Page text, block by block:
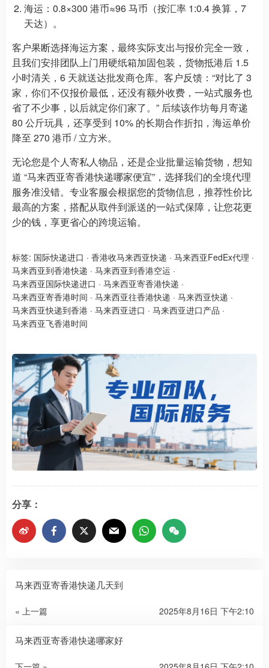
海运：0.8×300 港币≈96 马币（按汇率 1:0.4 换算，7
天达）。
客户果断选择海运方案，最终实际支出与报价完全一致，
且我们安排团队上门用硬纸箱加固包装，货物抵港后 1.5
小时清关，6 天就送达批发商仓库。客户反馈：“对比了 3
家，你们不仅报价最低，还没有额外收费，一站式服务也
省了不少事，以后就定你们家了。” 后续该作坊每月寄递
80 公斤玩具，还享受到 10% 的长期合作折扣，海运单价
降至 270 港币 / 立方米。
无论您是个人寄私人物品，还是企业批量运输货物，想知
道 “马来西亚寄香港快递哪家便宜”，选择我们的全境代理
服务准没错。专业客服会根据您的货物信息，推荐性价比
最高的方案，搭配从取件到派送的一站式保障，让您花更
少的钱，享更省心的跨境运输。
标签: 国际快递进口 · 香港收马来西亚快递 · 马来西亚FedEx代理 ·
马来西亚到香港快递 · 马来西亚到香港空运 ·
马来西亚国际快递进口 · 马来西亚寄香港快递 ·
马来西亚寄香港时间 · 马来西亚往香港快递 · 马来西亚快递 ·
马来西亚快递到香港 · 马来西亚进口 · 马来西亚进口产品 ·
马来西亚飞香港时间
分享：
马来西亚寄香港快递几天到
« 上一篇 2025年8月16日 下午2:10
马来西亚寄香港快递哪家好